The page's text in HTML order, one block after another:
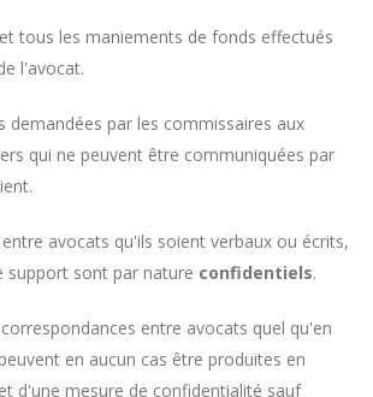
tous les maniements de fonds effectués
l'avocat.
demandées par les commissaires aux
qui ne peuvent être communiquées par
avocats qu'ils soient verbaux ou écrits,
support sont par nature confidentiels.
entre avocats quel qu'en
en aucun cas être produites en
d'une mesure de confidentialité sauf